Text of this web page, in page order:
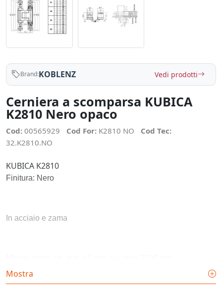
Brand:KOBLENZ Vedi prodotti
Cerniera a scomparsa KUBICA
K2810 Nero opaco
Cod: 00565929 Cod For: K2810 NO
Cod Tec:
32.K2810.NO
KUBICA K2810
Finitura: Nero
In acciaio e zama
Larghezza: max 900 mm.
Mostra